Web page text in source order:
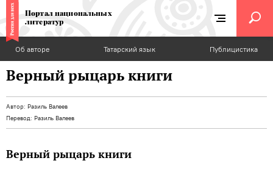
Портал национальных
литератур
Об авторе Татарский язык Публицистика
Верный рыцарь книги
Автор: Разиль Валеев
Перевод: Разиль Валеев
Верный рыцарь книги